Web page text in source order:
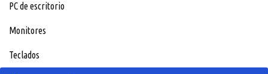
PC de escritorio
Monitores
Teclados